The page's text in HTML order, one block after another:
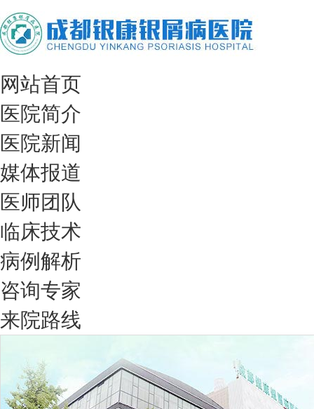
网站首页
医院简介
医院新闻
媒体报道
医师团队
临床技术
病例解析
咨询专家
来院路线